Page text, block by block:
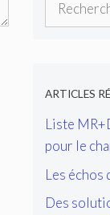
ARTICLES
Liste
pour le
Les échos
Des